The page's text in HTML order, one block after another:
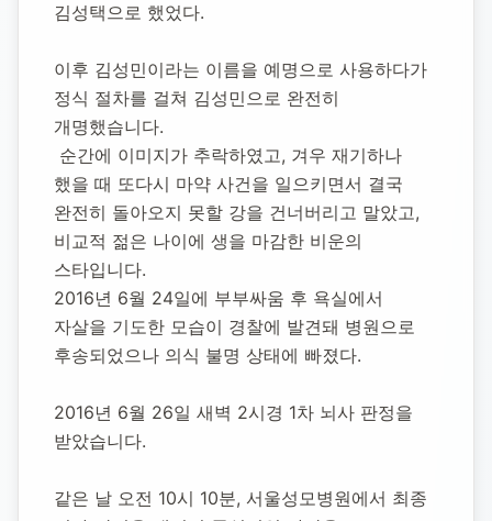
추모소 개설:2020년 11월 11일
김성택으로 했었다.
이후 김성민이라는 이름을 예명으로 사용하다가
정식 절차를 걸쳐 김성민으로 완전히
개명했습니다.
했을 때 또다시 마약 사건을 일으키면서 결국
완전히 돌아오지 못할 강을 건너버리고 말았고,
비교적 젊은 나이에 생을 마감한 비운의
스타입니다.
2016년 6월 24일에 부부싸움 후 욕실에서
자살을 기도한 모습이 경찰에 발견돼 병원으로
후송되었으나 의식 불명 상태에 빠졌다.
2016년 6월 26일 새벽 2시경 1차 뇌사 판정을
받았습니다.
같은 날 오전 10시 10분, 서울성모병원에서 최종